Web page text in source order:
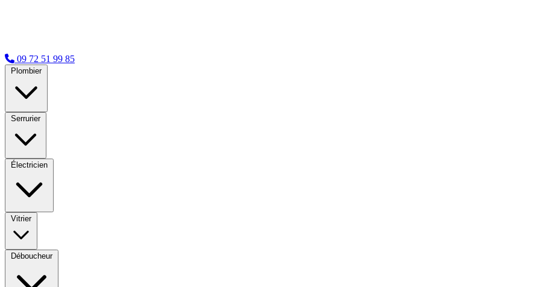
09 72 51 99 85
Plombier
Serrurier
Électricien
Vitrier
Déboucheur